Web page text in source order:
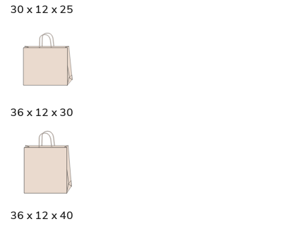
30 x 12 x 25
36 x 12 x 30
36 x 12 x 40